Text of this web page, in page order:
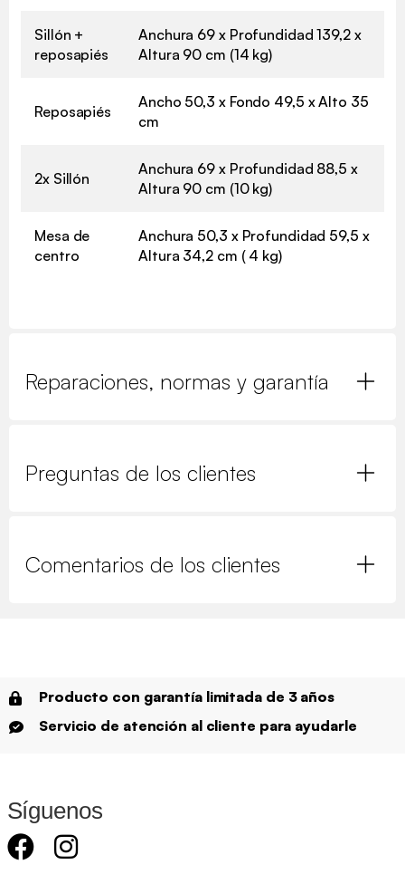
Sillón +
reposapiés
Anchura 69 x Profundidad 139,2 x
Altura 90 cm (14 kg)
Reposapiés
Ancho 50,3 x Fondo 49,5 x Alto 35
cm
2x Sillón
Anchura 69 x Profundidad 88,5 x
Altura 90 cm (10 kg)
Mesa de
centro
Anchura 50,3 x Profundidad 59,5 x
Altura 34,2 cm ( 4 kg)
Reparaciones, normas y garantía
Preguntas de los clientes
Comentarios de los clientes
Producto con garantía limitada de 3 años
Servicio de atención al cliente para ayudarle
Síguenos